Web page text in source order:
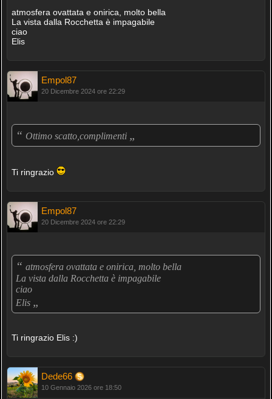
atmosfera ovattata e onirica, molto bella
La vista dalla Rocchetta è impagabile
ciao
Elis
Empol87
20 Dicembre 2024 ore 22:29
“ Ottimo scatto,complimenti „
Ti ringrazio
Empol87
20 Dicembre 2024 ore 22:29
“ atmosfera ovattata e onirica, molto bella
La vista dalla Rocchetta è impagabile
ciao
Elis „
Ti ringrazio Elis :)
Dede66
10 Gennaio 2026 ore 18:50